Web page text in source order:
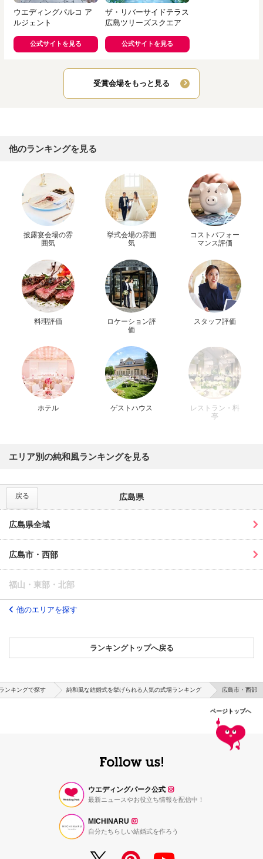
ウエディングパルコ ア
ルジェント
公式サイトを見る
ザ・リバーサイドテラス
広島ツリーズスクエア
公式サイトを見る
受賞会場をもっと見る
他のランキングを見る
披露宴会場の雰
囲気
挙式会場の雰囲
気
コストパフォー
マンス評価
料理評価
ロケーション評
価
スタッフ評価
ホテル ゲストハウス
レストラン・料
亭
エリア別の純和風ランキングを見る
広島県
戻る
広島県全域
広島市・西部
福山・東部・北部
他のエリアを探す
ランキングトップへ戻る
ンキングで探す 純和風な結婚式を挙げられる人気の式場ランキング 広島市・西部
ページトップへ
ウエディングパーク公式
最新ニュースやお役立ち情報を配信中！
MICHINARU
自分たちらしい結婚式を作ろう